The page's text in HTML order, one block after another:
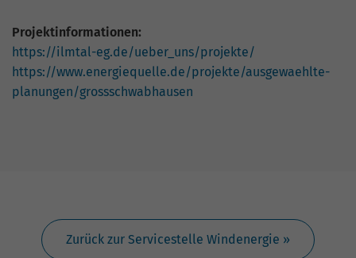
Projektinformationen:
https://ilmtal-eg.de/ueber_uns/projekte/
https://www.energiequelle.de/projekte/ausgewaehlte-
planungen/grossschwabhausen
Zurück zur Servicestelle Windenergie »